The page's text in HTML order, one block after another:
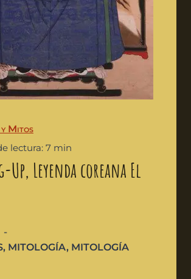
y Mitos
lectura: 7 min
Leyenda coreana El
, MITOLOGÍA, MITOLOGÍA